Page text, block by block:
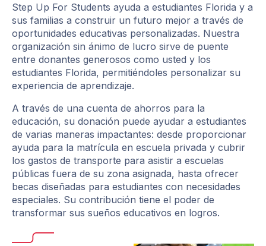
Step Up For Students ayuda a estudiantes Florida y a
sus familias a construir un futuro mejor a través de
oportunidades educativas personalizadas. Nuestra
organización sin ánimo de lucro sirve de puente
entre donantes generosos como usted y los
estudiantes Florida, permitiéndoles personalizar su
experiencia de aprendizaje.
A través de una cuenta de ahorros para la
educación, su donación puede ayudar a estudiantes
de varias maneras impactantes: desde proporcionar
ayuda para la matrícula en escuela privada y cubrir
los gastos de transporte para asistir a escuelas
públicas fuera de su zona asignada, hasta ofrecer
becas diseñadas para estudiantes con necesidades
especiales. Su contribución tiene el poder de
transformar sus sueños educativos en logros.